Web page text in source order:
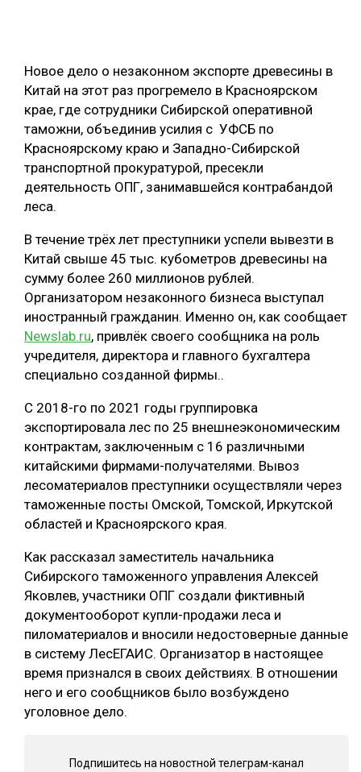
БИОЭНЕРГЕТИКА
ЛЕСОВОССТАНОВЛЕНИЕ И ЗАЩИТА
ЛОГИСТИКА
ПРОИЗВОДСТВО ДРЕВЕСНЫХ ПЛИТ
ЦБП
КОМПЛЕКСНАЯ ПЕРЕРАБОТКА
ЛЕСОПИЛЕНИЕ
ДЕРЕВЯННОЕ ДОМОСТРОЕНИЕ
БЕЗОПАСНОЕ ПРОИЗВОДСТВО
СОРТИРОВКА ДРЕВЕСИНЫ
СУШКА ДРЕВЕСИНЫ
МЕБЕЛЬНОЕ ПРОИЗВОДСТВО
ПОДБОРКИ СТАТЕЙ
Новое дело о незаконном экспорте древесины в
Китай на этот раз прогремело в Красноярском
крае, где сотрудники Сибирской оперативной
таможни, объединив усилия с УФСБ по
Красноярскому краю и Западно-Сибирской
транспортной прокуратурой, пресекли
деятельность ОПГ, занимавшейся контрабандой
леса.
В течение трёх лет преступники успели вывезти в
Китай свыше 45 тыс. кубометров древесины на
сумму более 260 миллионов рублей.
Организатором незаконного бизнеса выступал
иностранный гражданин. Именно он, как сообщает
Newslab.ru, привлёк своего сообщника на роль
учредителя, директора и главного бухгалтера
специально созданной фирмы..
С 2018-го по 2021 годы группировка
экспортировала лес по 25 внешнеэкономическим
контрактам, заключенным с 16 различными
китайскими фирмами-получателями. Вывоз
лесоматериалов преступники осуществляли через
таможенные посты Омской, Томской, Иркутской
областей и Красноярского края.
Как рассказал заместитель начальника
Сибирского таможенного управления Алексей
Яковлев, участники ОПГ создали фиктивный
документооборот купли-продажи леса и
пиломатериалов и вносили недостоверные данные
в систему ЛесЕГАИС. Организатор в настоящее
время признался в своих действиях. В отношении
него и его сообщников было возбуждено
уголовное дело.
Подпишитесь на новостной телеграм-канал